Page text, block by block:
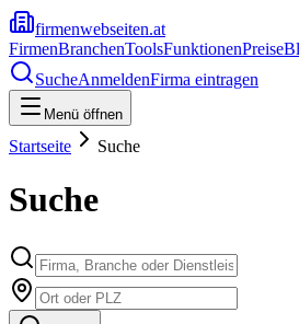
firmenwebseiten.at
FirmenBranchenToolsFunktionenPreise
SucheAnmeldenFirma eintragen
Menü öffnen
Startseite Suche
Suche